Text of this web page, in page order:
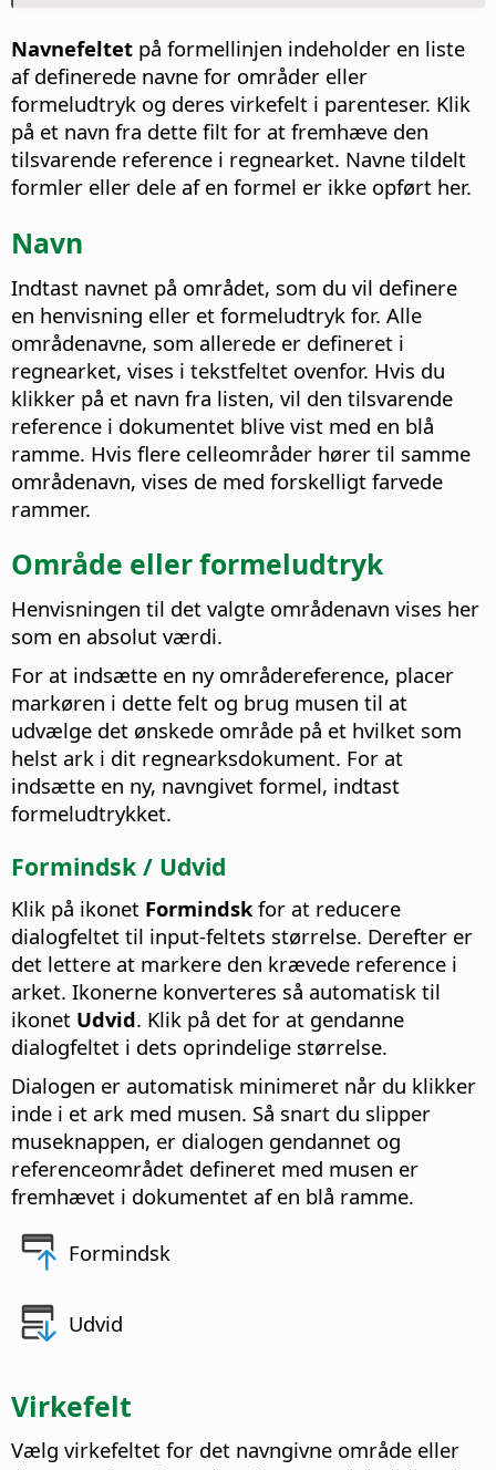
Navnefeltet på formellinjen indeholder en liste
af definerede navne for områder eller
formeludtryk og deres virkefelt i parenteser. Klik
på et navn fra dette filt for at fremhæve den
tilsvarende reference i regnearket. Navne tildelt
formler eller dele af en formel er ikke opført her.
Navn
Indtast navnet på området, som du vil definere
en henvisning eller et formeludtryk for. Alle
områdenavne, som allerede er defineret i
regnearket, vises i tekstfeltet ovenfor. Hvis du
klikker på et navn fra listen, vil den tilsvarende
reference i dokumentet blive vist med en blå
ramme. Hvis flere celleområder hører til samme
områdenavn, vises de med forskelligt farvede
rammer.
Område eller formeludtryk
Henvisningen til det valgte områdenavn vises her
som en absolut værdi.
For at indsætte en ny områdereference, placer
markøren i dette felt og brug musen til at
udvælge det ønskede område på et hvilket som
helst ark i dit regnearksdokument. For at
indsætte en ny, navngivet formel, indtast
formeludtrykket.
Formindsk / Udvid
Klik på ikonet Formindsk for at reducere
dialogfeltet til input-feltets størrelse. Derefter er
det lettere at markere den krævede reference i
arket. Ikonerne konverteres så automatisk til
ikonet Udvid. Klik på det for at gendanne
dialogfeltet i dets oprindelige størrelse.
Dialogen er automatisk minimeret når du klikker
inde i et ark med musen. Så snart du slipper
museknappen, er dialogen gendannet og
referenceområdet defineret med musen er
fremhævet i dokumentet af en blå ramme.
Formindsk
Udvid
Virkefelt
Vælg virkefeltet for det navngivne område eller